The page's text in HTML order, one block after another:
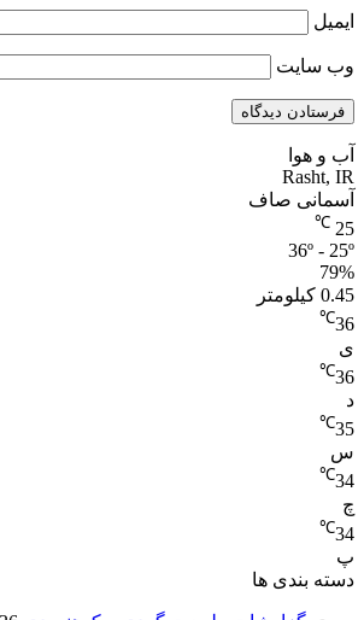
ایمیل
وب‌ سایت
آب و هوا
Rasht, IR
آسمانی صاف
25
℃
36º - 25º
79%
0.45 کیلومتر
36
℃
ی
36
℃
د
35
℃
س
34
℃
چ
34
℃
پ
دسته بندی ها